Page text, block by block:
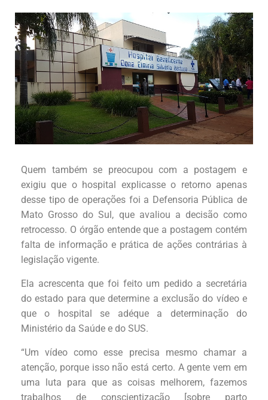
Quem também se preocupou com a postagem e
exigiu que o hospital explicasse o retorno apenas
desse tipo de operações foi a Defensoria Pública de
Mato Grosso do Sul, que avaliou a decisão como
retrocesso. O órgão entende que a postagem contém
falta de informação e prática de ações contrárias à
legislação vigente.
Ela acrescenta que foi feito um pedido a secretária
do estado para que determine a exclusão do vídeo e
que o hospital se adéque a determinação do
Ministério da Saúde e do SUS.
“Um vídeo como esse precisa mesmo chamar a
atenção, porque isso não está certo. A gente vem em
uma luta para que as coisas melhorem, fazemos
trabalhos de conscientização [sobre parto